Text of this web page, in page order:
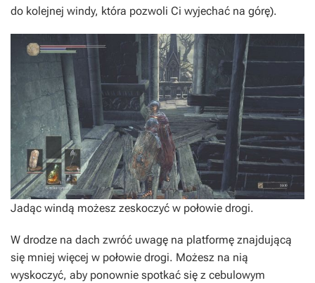
do kolejnej windy, która pozwoli Ci wyjechać na górę).
Jadąc windą możesz zeskoczyć w połowie drogi.
W drodze na dach zwróć uwagę na platformę znajdującą
się mniej więcej w połowie drogi. Możesz na nią
wyskoczyć, aby ponownie spotkać się z cebulowym